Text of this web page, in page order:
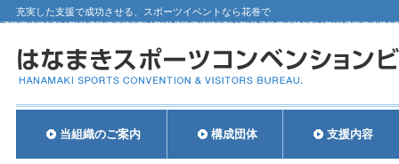
充実した支援で成功させる、スポーツイベントなら花巻で
当組織のご案内 構成団体 支援内容